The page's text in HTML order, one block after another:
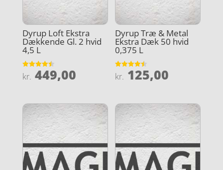
Dyrup Loft Ekstra
Dækkende Gl. 2 hvid
4,5 L
Vurderet
4.5
kr. 449,00
Dyrup Træ & Metal
Ekstra Dæk 50 hvid
0,375 L
Vurderet
4.5
kr. 125,00